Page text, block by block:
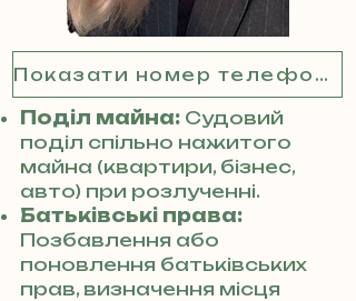
Показати номер телефону
Поділ майна: Судовий
поділ спільно нажитого
майна (квартири, бізнес,
авто) при розлученні.
Батьківські права:
Позбавлення або
поновлення батьківських
прав, визначення місця